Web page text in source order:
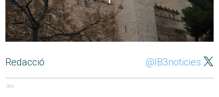
Redacció @IB3noticies
389